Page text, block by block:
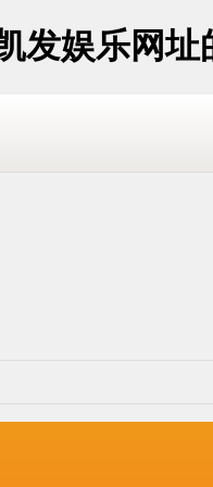
发娱乐网